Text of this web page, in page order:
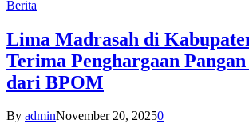
Berita
Lima Madrasah di
Terima Penghargaan
dari BPOM
By adminNovember 20, 20250